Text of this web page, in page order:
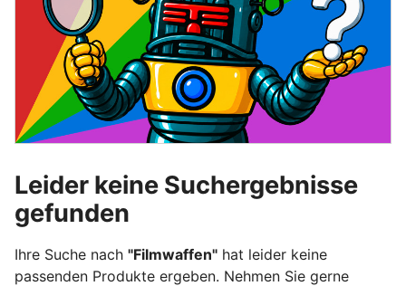
Leider keine Suchergebnisse
gefunden
Ihre Suche nach "Filmwaffen" hat leider keine
passenden Produkte ergeben. Nehmen Sie gerne